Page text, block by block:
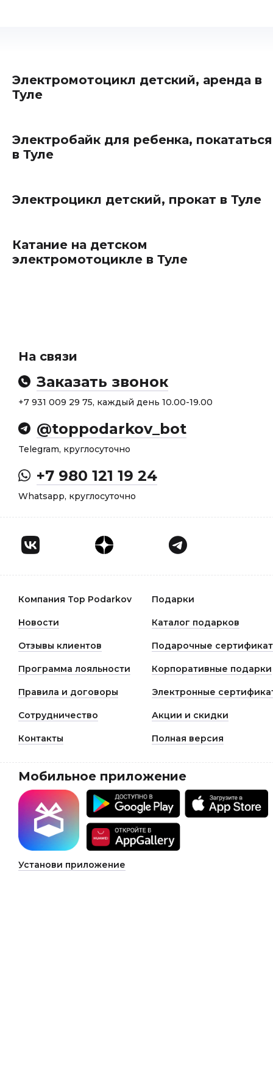
Электромотоцикл детский, аренда в
Туле
Электробайк для ребенка, покататься
в Туле
Электроцикл детский, прокат в Туле
Катание на детском
электромотоцикле в Туле
На связи
Заказать звонок
+7 931 009 29 75, каждый день 10.00-19.00
@toppodarkov_bot
Telegram, круглосуточно
+7 980 121 19 24
Whatsapp, круглосуточно
Компания Top Podarkov Подарки
Новости Каталог подарков
Отзывы клиентов Подарочные
Программа лояльности Корпоративные подарки
Правила и договоры Электронные
Сотрудничество Акции и скидки
Контакты Полная версия
Мобильное приложение
Установи приложение